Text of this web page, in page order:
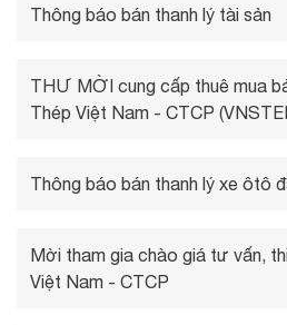
Thông báo bán thanh lý tài sản
THƯ MỜI cung cấp thuê mua
Thép Việt Nam - CTCP
Thông báo bán thanh lý xe ôtô
Mời tham gia chào giá tư vấn,
Việt Nam - CTCP